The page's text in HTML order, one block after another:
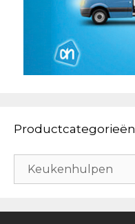
Productcategorieën